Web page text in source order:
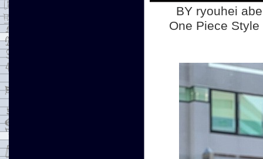
BY ryouhei
One Piece